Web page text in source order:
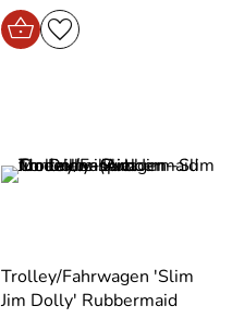
Trolley/Fahrwagen ′Slim
Jim Dolly′ Rubbermaid